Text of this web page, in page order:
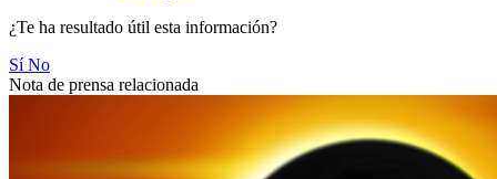
¿Te ha resultado útil esta información?
SíNo
Nota de prensa relacionada